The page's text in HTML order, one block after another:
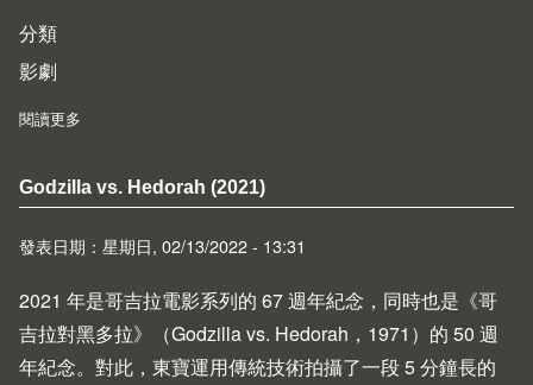
分類
影劇
閱讀更多
Godzilla vs. Hedorah (2021)
發表日期：星期日, 02/13/2022 - 13:31
2021 年是哥吉拉電影系列的 67 週年紀念，同時也是《哥
吉拉對黑多拉》（Godzilla vs. Hedorah ，1971）的 50 週
年紀念。對此，東寶運用傳統技術拍攝了一段 5 分鐘長的